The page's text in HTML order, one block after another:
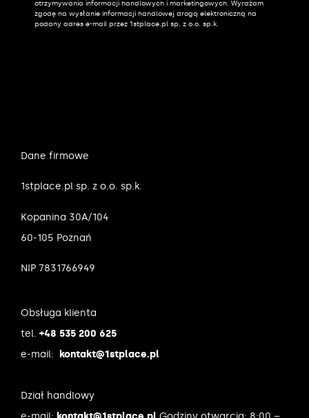
otrzymywania informacji handlowych i marketingowych. Wyrażam
zgodę na wysłanie informacji handlowej drogą elektroniczną na
podany adres e-mail przez 1stplace.pl sp. z o.o. sp.k.
Dane firmowe
1stplace.pl sp. z o.o. sp.k.
Kopanina 30A/104
60-105 Poznań
NIP 7831766949
Obsługa klienta
tel. +48 535 200 625
e-mail:
kontakt@1stplace.pl
Dział handlowy